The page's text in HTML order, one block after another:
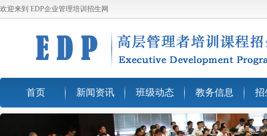
欢迎来到 EDP企业管理培训招生网
首页 新闻资讯 班级动态 教务信息 招